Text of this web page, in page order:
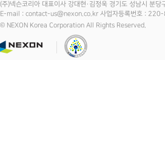
(주)넥슨코리아 대표이사 강대현·김정욱 경기도 성남시
E-mail : contact-us@nexon.co.kr 사업자등록번호 :
© NEXON Korea Corporation All Rights Reserved.